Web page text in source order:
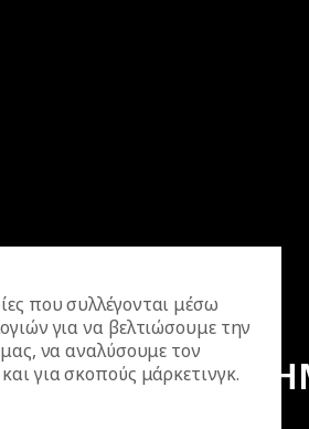
που συλλέγονται μέσω
για να βελτιώσουμε την
να αναλύσουμε τον
για σκοπούς μάρκετινγκ.